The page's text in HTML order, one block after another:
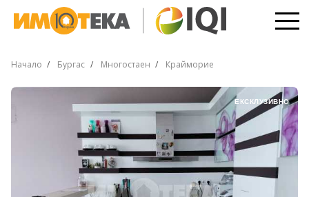
Начало Бургас Многостаен Крайморие
ЕКСКЛУЗИВНО